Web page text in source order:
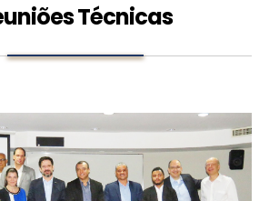
Técnicas